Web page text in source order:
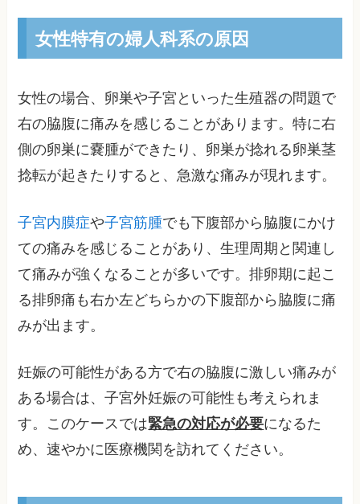
女性特有の婦人科系の原因
女性の場合、卵巣や子宮といった生殖器の問題で
右の脇腹に痛みを感じることがあります。特に右
側の卵巣に嚢腫ができたり、卵巣が捻れる卵巣茎
捻転が起きたりすると、急激な痛みが現れます。
子宮内膜症や子宮筋腫でも下腹部から脇腹にかけ
ての痛みを感じることがあり、生理周期と関連し
て痛みが強くなることが多いです。排卵期に起こ
る排卵痛も右か左どちらかの下腹部から脇腹に痛
みが出ます。
妊娠の可能性がある方で右の脇腹に激しい痛みが
ある場合は、子宮外妊娠の可能性も考えられま
す。このケースでは緊急の対応が必要になるた
め、速やかに医療機関を訪れてください。